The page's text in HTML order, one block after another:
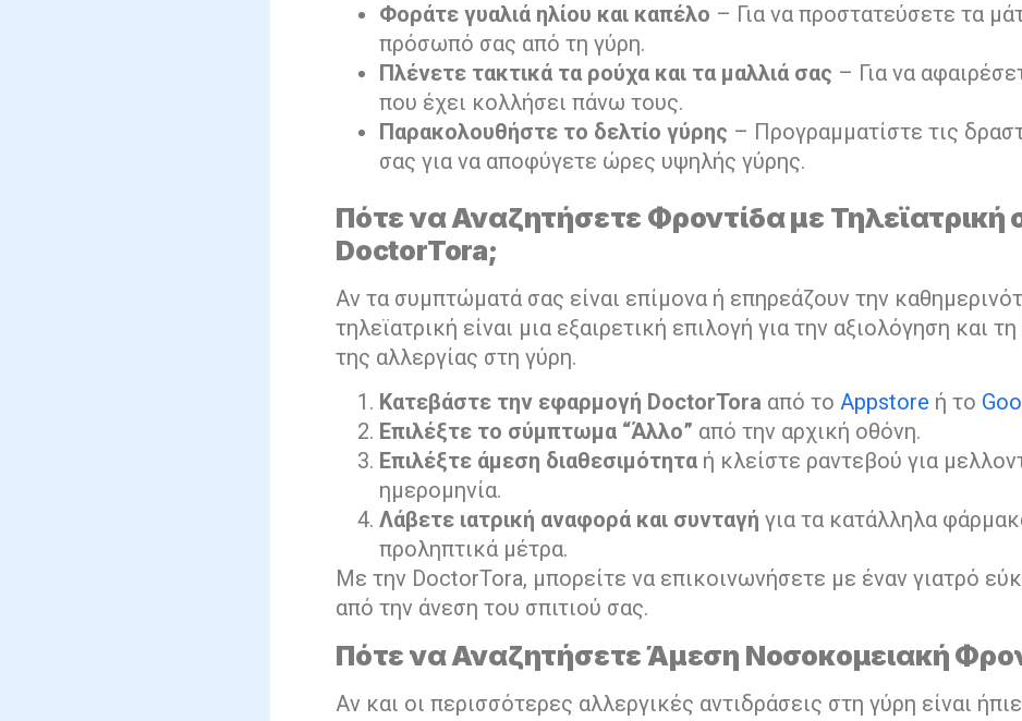
Φοράτε γυαλιά ηλίου και καπέλο – Για να προστατεύσετε τα
πρόσωπό σας από τη γύρη.
Πλένετε τακτικά τα ρούχα και τα μαλλιά σας – Για να
που έχει κολλήσει πάνω τους.
Παρακολουθήστε το δελτίο γύρης – Προγραμματίστε τις
σας για να αποφύγετε ώρες υψηλής γύρης.
Πότε να Αναζητήσετε Φροντίδα με Τηλεϊατρική
DoctorTora;
Αν τα συμπτώματά σας είναι επίμονα ή επηρεάζουν την
τηλεϊατρική είναι μια εξαιρετική επιλογή για την αξιολόγηση και
της αλλεργίας στη γύρη.
Κατεβάστε την εφαρμογή DoctorTora από το Appstore ή το
Επιλέξτε το σύμπτωμα “Άλλο” από την αρχική οθόνη.
Επιλέξτε άμεση διαθεσιμότητα ή κλείστε ραντεβού για
ημερομηνία.
Λάβετε ιατρική αναφορά και συνταγή για τα κατάλληλα
προληπτικά μέτρα.
Με την DoctorTora, μπορείτε να επικοινωνήσετε με έναν γιατρό
από την άνεση του σπιτιού σας.
Πότε να Αναζητήσετε Άμεση Νοσοκομειακή
Αν και οι περισσότερες αλλεργικές αντιδράσεις στη γύρη είναι